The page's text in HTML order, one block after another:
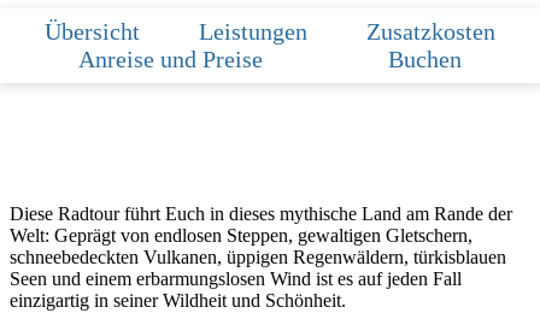
Übersicht Leistungen
Zusatzkosten
Anreise und Preise
Buchen
Diese Radtour führt Euch in dieses mythische Land am Rande der
Welt: Geprägt von endlosen Steppen, gewaltigen Gletschern,
schneebedeckten Vulkanen, üppigen Regenwäldern, türkisblauen
Seen und einem erbarmungslosen Wind ist es auf jeden Fall
einzigartig in seiner Wildheit und Schönheit.